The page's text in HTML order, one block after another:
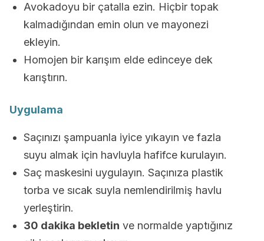
Avokadoyu bir çatalla ezin. Hiçbir topak
kalmadığından emin olun ve mayonezi
ekleyin.
Homojen bir karışım elde edinceye dek
karıştırın.
Uygulama
Saçınızı şampuanla iyice yıkayın ve fazla
suyu almak için havluyla hafifce kurulayın.
Saç maskesini uygulayın. Saçınıza plastik
torba ve sıcak suyla nemlendirilmiş havlu
yerleştirin.
30 dakika bekletin ve normalde yaptığınız